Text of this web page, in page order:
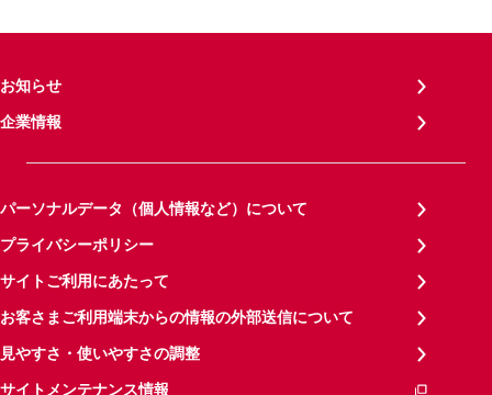
お知らせ
企業情報
パーソナルデータ（個人情報など）について
プライバシーポリシー
サイトご利用にあたって
お客さまご利用端末からの情報の外部送信について
見やすさ・使いやすさの調整
サイトメンテナンス情報